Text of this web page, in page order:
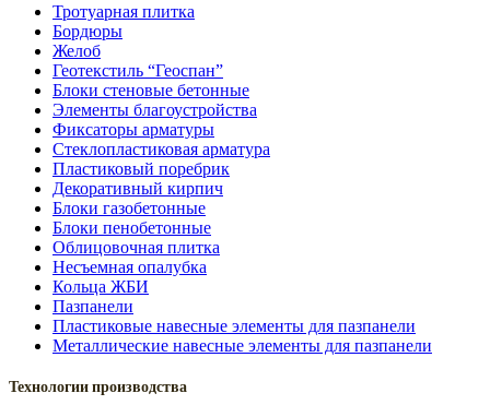
Тротуарная плитка
Бордюры
Желоб
Геотекстиль “Геоспан”
Блоки стеновые бетонные
Элементы благоустройства
Фиксаторы арматуры
Стеклопластиковая арматура
Пластиковый поребрик
Декоративный кирпич
Блоки газобетонные
Блоки пенобетонные
Облицовочная плитка
Несъемная опалубка
Кольца ЖБИ
Пазпанели
Пластиковые навесные элементы для пазпанели
Металлические навесные элементы для пазпанели
Технологии производства